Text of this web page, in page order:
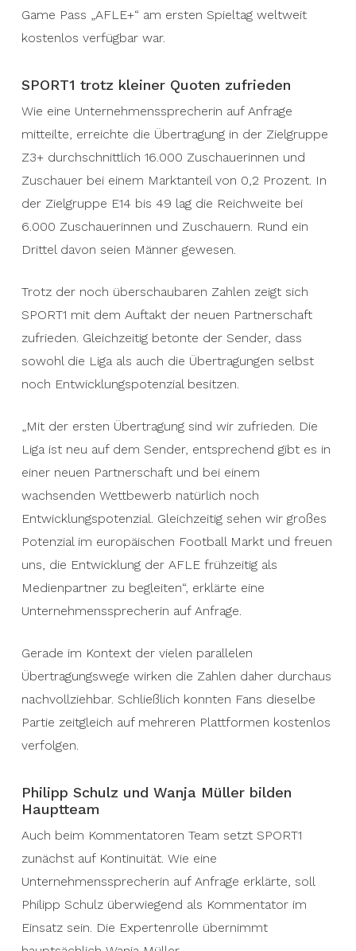
Game Pass „AFLE+“ am ersten Spieltag weltweit
kostenlos verfügbar war.
SPORT1 trotz kleiner Quoten zufrieden
Wie eine Unternehmenssprecherin auf Anfrage
mitteilte, erreichte die Übertragung in der Zielgruppe
Z3+ durchschnittlich 16.000 Zuschauerinnen und
Zuschauer bei einem Marktanteil von 0,2 Prozent. In
der Zielgruppe E14 bis 49 lag die Reichweite bei
6.000 Zuschauerinnen und Zuschauern. Rund ein
Drittel davon seien Männer gewesen.
Trotz der noch überschaubaren Zahlen zeigt sich
SPORT1 mit dem Auftakt der neuen Partnerschaft
zufrieden. Gleichzeitig betonte der Sender, dass
sowohl die Liga als auch die Übertragungen selbst
noch Entwicklungspotenzial besitzen.
„Mit der ersten Übertragung sind wir zufrieden. Die
Liga ist neu auf dem Sender, entsprechend gibt es in
einer neuen Partnerschaft und bei einem
wachsenden Wettbewerb natürlich noch
Entwicklungspotenzial. Gleichzeitig sehen wir großes
Potenzial im europäischen Football Markt und freuen
uns, die Entwicklung der AFLE frühzeitig als
Medienpartner zu begleiten“, erklärte eine
Unternehmenssprecherin auf Anfrage.
Gerade im Kontext der vielen parallelen
Übertragungswege wirken die Zahlen daher durchaus
nachvollziehbar. Schließlich konnten Fans dieselbe
Partie zeitgleich auf mehreren Plattformen kostenlos
verfolgen.
Philipp Schulz und Wanja Müller bilden
Hauptteam
Auch beim Kommentatoren Team setzt SPORT1
zunächst auf Kontinuität. Wie eine
Unternehmenssprecherin auf Anfrage erklärte, soll
Philipp Schulz überwiegend als Kommentator im
Einsatz sein. Die Expertenrolle übernimmt